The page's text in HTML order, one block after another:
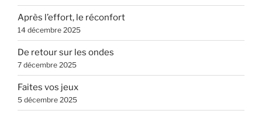
Après l’effort, le réconfort
14 décembre 2025
De retour sur les ondes
7 décembre 2025
Faites vos jeux
5 décembre 2025